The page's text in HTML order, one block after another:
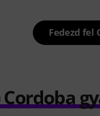
Fedezd fel
Cordoba